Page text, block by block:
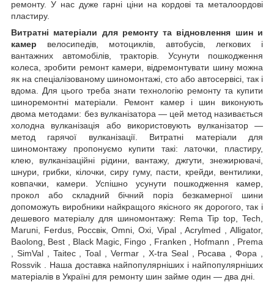
ремонту. У нас дуже гарні ціни на кордові та металоордові
пластиру.
Витратні матеріали для ремонту та відновлення шин и
камер велосипедів, мотоциклів, автобусів, легкових і
вантажних автомобілів, тракторів. Усунути пошкодження
колеса, зробити ремонт камери, відремонтувати шину можна
як на спеціалізованому шиномонтажі, сто або автосервісі, так і
вдома. Для цього треба знати технологію ремонту та купити
шиноремонтні матеріали. Ремонт камер і шин виконують
двома методами: без вулканізатора — цей метод називається
холодна вулканізація або використовують вулканізатор —
метод гарячої вулканізації. Витратні матеріали для
шиномонтажу пропонуємо купити такі: латочки, пластиру,
клею, вулканізаційні рідини, вантажу, джгути, знежирювачі,
шнури, грибки, кілочки, сиру гуму, пасти, крейди, вентилики,
ковпачки, камери. Успішно усунути пошкодження камер,
прокол або складний бічний поріз безкамерної шини
допоможуть виробники найкращого якісного як дорогого, так і
дешевого матеріалу для шиномонтажу: Rema Tip top, Tech,
Maruni, Ferdus, Россвік, Omni, Oxi, Vipal , Acrylmed , Alligator,
Baolong, Best , Black Magic, Fingo , Franken , Hofmann , Prema
, SimVal , Taitec , Toal , Vermar , X-tra Seal , Росава , Фора ,
Rossvik . Наша доставка найпопулярніших і найпопулярніших
матеріалів в Україні для ремонту шин займе один — два дні.